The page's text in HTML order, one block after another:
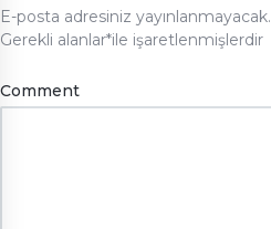
E-posta adresiniz yayınlanmayacak.
Gerekli alanlar*ile işaretlenmişlerdir
Comment